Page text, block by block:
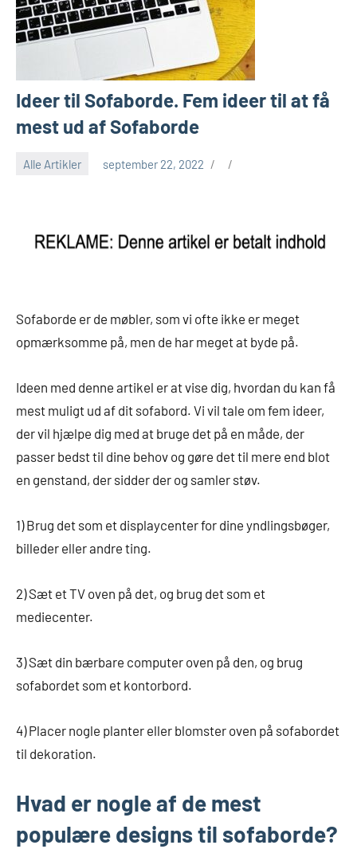
Ideer til Sofaborde. Fem ideer til at få
mest ud af Sofaborde
Alle Artikler september 22, 2022
Sofaborde er de møbler, som vi ofte ikke er meget
opmærksomme på, men de har meget at byde på.
Ideen med denne artikel er at vise dig, hvordan du kan få
mest muligt ud af dit sofabord. Vi vil tale om fem ideer,
der vil hjælpe dig med at bruge det på en måde, der
passer bedst til dine behov og gøre det til mere end blot
en genstand, der sidder der og samler støv.
1) Brug det som et displaycenter for dine yndlingsbøger,
billeder eller andre ting.
2) Sæt et TV oven på det, og brug det som et
mediecenter.
3) Sæt din bærbare computer oven på den, og brug
sofabordet som et kontorbord.
4) Placer nogle planter eller blomster oven på sofabordet
til dekoration.
Hvad er nogle af de mest
populære designs til sofaborde?